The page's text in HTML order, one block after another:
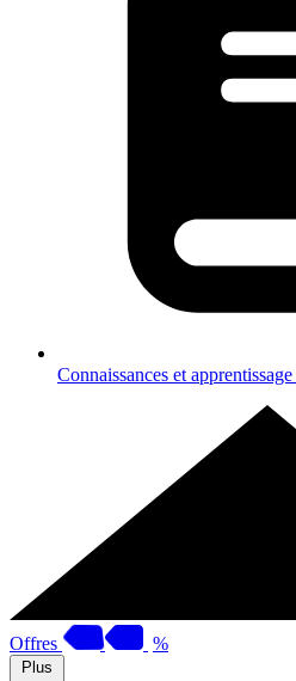
Connaissances et apprentissage
Offres %
Plus